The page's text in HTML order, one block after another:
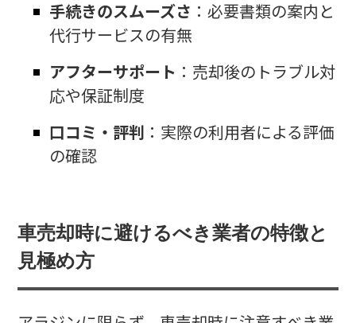
手続きのスムーズさ ：必要書類の案内と
代行サービスの有無
アフターサポート ：売却後のトラブル対
応や保証制度
口コミ・評判 ：実際の利用者による評価
の確認
車売却時に避けるべき業者の特徴と
見極め方